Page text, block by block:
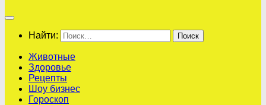
Найти:
Животные
Здоровье
Рецепты
Шоу бизнес
Гороскоп